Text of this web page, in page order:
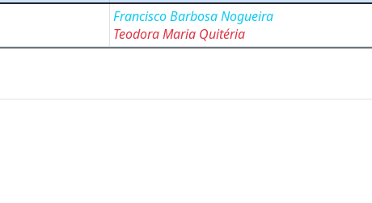
Francisco Barbosa Nogueira
Teodora Maria Quitéria